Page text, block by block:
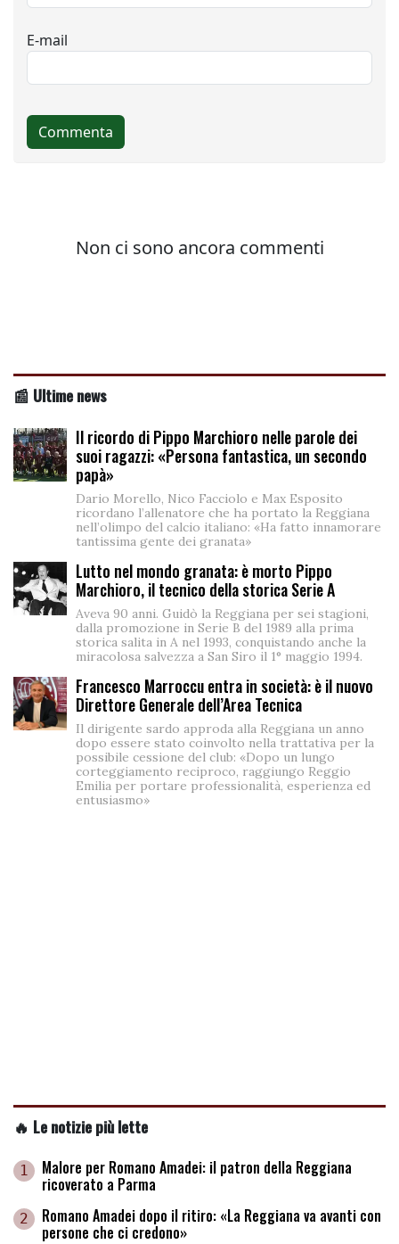
📰 Ultime news
Il ricordo di Pippo Marchioro nelle parole dei
suoi ragazzi: «Persona fantastica, un secondo
papà»
Dario Morello, Nico Facciolo e Max Esposito
ricordano l’allenatore che ha portato la Reggiana
nell’olimpo del calcio italiano: «Ha fatto innamorare
tantissima gente dei granata»
Lutto nel mondo granata: è morto Pippo
Marchioro, il tecnico della storica Serie A
Aveva 90 anni. Guidò la Reggiana per sei stagioni,
dalla promozione in Serie B del 1989 alla prima
storica salita in A nel 1993, conquistando anche la
miracolosa salvezza a San Siro il 1° maggio 1994.
Francesco Marroccu entra in società: è il nuovo
Direttore Generale dell’Area Tecnica
Il dirigente sardo approda alla Reggiana un anno
dopo essere stato coinvolto nella trattativa per la
possibile cessione del club: «Dopo un lungo
corteggiamento reciproco, raggiungo Reggio
Emilia per portare professionalità, esperienza ed
entusiasmo»
🔥 Le notizie più lette
1 Malore per Romano Amadei: il patron della Reggiana
ricoverato a Parma
2 Romano Amadei dopo il ritiro: «La Reggiana va avanti con
persone che ci credono»